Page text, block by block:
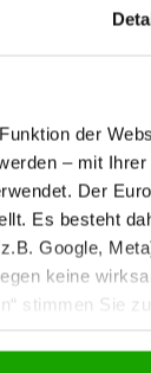
der
– mit
Der
Es besteht
Google,
keine
stimmen Sie